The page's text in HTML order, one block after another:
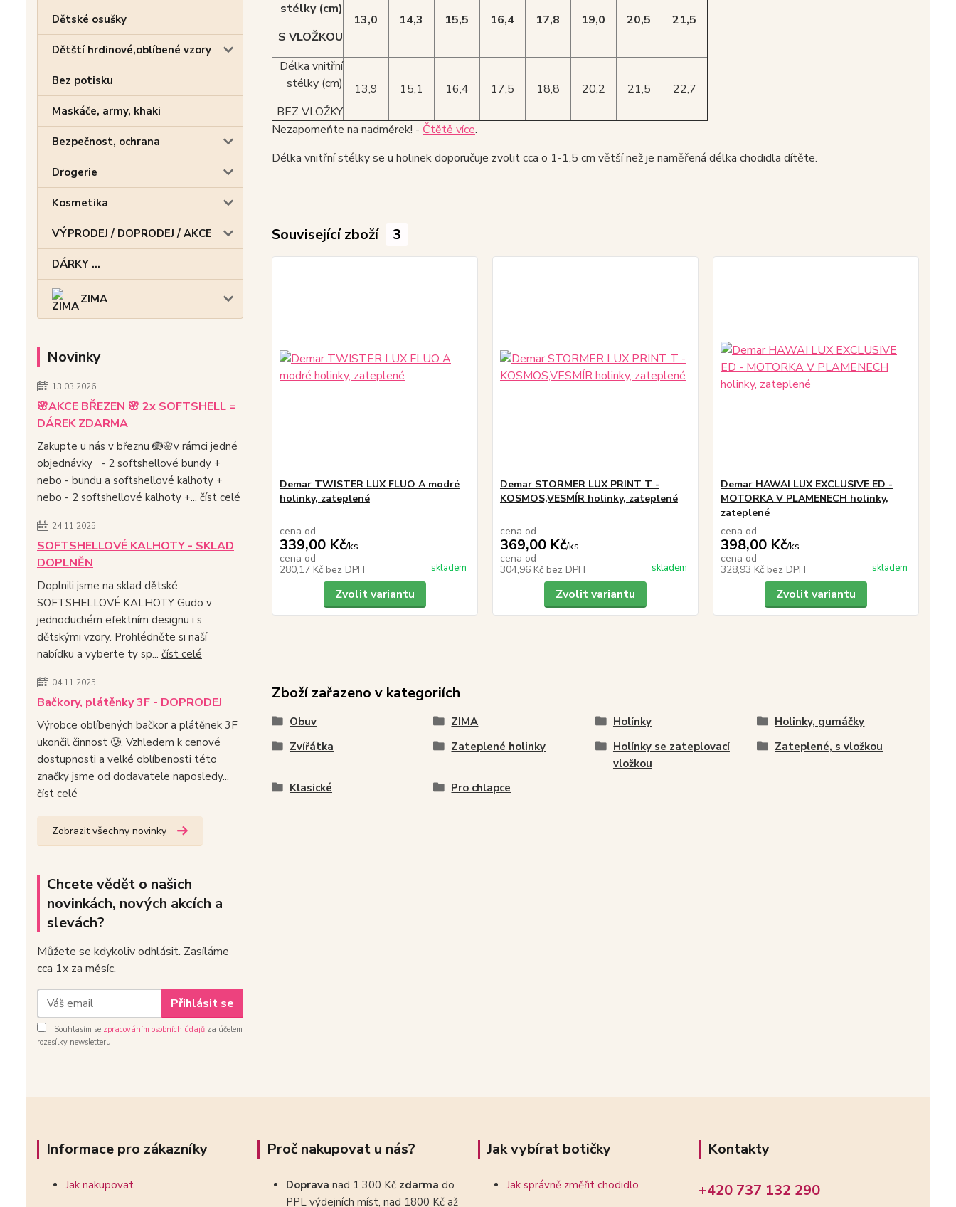
Dětské osušky
Dětští hrdinové,oblíbené vzory
Bez potisku
Maskáče, army, khaki
Bezpečnost, ochrana
Drogerie
Kosmetika
VÝPRODEJ / DOPRODEJ / AKCE
DÁRKY ...
ZIMA
Novinky
13.03.2026
🌸AKCE BŘEZEN 🌸 2x SOFTSHELL =
DÁREK ZDARMA
Zakupte u nás v březnu 🪺🌸v rámci jedné
objednávky - 2 softshellové bundy +
nebo - bundu a softshellové kalhoty +
nebo - 2 softshellové kalhoty +... číst celé
24.11.2025
SOFTSHELLOVÉ KALHOTY - SKLAD
DOPLNĚN
Doplnili jsme na sklad dětské
SOFTSHELLOVÉ KALHOTY Gudo v
jednoduchém efektním designu i s
dětskými vzory. Prohlédněte si naší
nabídku a vyberte ty sp... číst celé
04.11.2025
Bačkory, plátěnky 3F - DOPRODEJ
Výrobce oblíbených bačkor a plátěnek 3F
ukončil činnost 🥲. Vzhledem k cenové
dostupnosti a velké oblíbenosti této
značky jsme od dodavatele naposledy...
číst celé
Zobrazit všechny novinky
Chcete vědět o našich
novinkách, nových akcích a
slevách?
Můžete se kdykoliv odhlásit. Zasíláme
cca 1x za měsíc.
Přihlásit se
Souhlasím se zpracováním osobních údajů za účelem
rozesílky newsletteru.
stélky (cm)
S VLOŽKOU
13,0 14,3 15,5 16,4 17,8 19,0 20,5 21,5
Délka vnitřní
stélky (cm)
BEZ VLOŽKY
13,9 15,1 16,4 17,5 18,8 20,2 21,5 22,7
Nezapomeňte na nadměrek! - Čtětě více.
Délka vnitřní stélky se u holinek doporučuje zvolit cca o 1-1,5 cm větší než je naměřená délka chodidla dítěte.
Související zboží 3
Demar TWISTER LUX FLUO A modré
holinky, zateplené
cena od
339,00 Kč/ks
cena od
280,17 Kč bez DPH skladem
Zvolit variantu
Demar STORMER LUX PRINT T -
KOSMOS,VESMÍR holinky, zateplené
cena od
369,00 Kč/ks
cena od
304,96 Kč bez DPH skladem
Zvolit variantu
Demar HAWAI LUX EXCLUSIVE ED -
MOTORKA V PLAMENECH holinky,
zateplené
cena od
398,00 Kč/ks
cena od
328,93 Kč bez DPH skladem
Zvolit variantu
Zboží zařazeno v kategoriích
Obuv ZIMA Holínky
Holinky, gumáčky
Zvířátka
Zateplené holinky
Holínky se zateplovací
vložkou
Zateplené, s vložkou
Klasické Pro chlapce
Informace pro zákazníky
Jak nakupovat
Proč nakupovat u nás?
Doprava nad 1 300 Kč zdarma do
PPL výdejních míst, nad 1800 Kč až
Jak vybírat botičky
Jak správně změřit chodidlo
Kontakty
+420 737 132 290